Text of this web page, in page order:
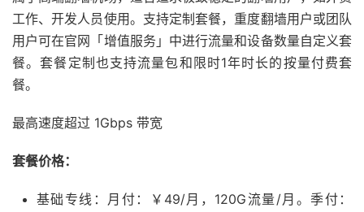
工作、开发人员使用。支持定制套餐，重度翻墙用户或团队
用户可在官网「增值服务」中进行流量和设备数量自定义套
餐。套餐定制也支持流量包和限时1年时长的按量付费套
餐。
最高速度超过 1Gbps 带宽
套餐价格：
基础专线：月付：￥49/月，120G流量/月。季付：